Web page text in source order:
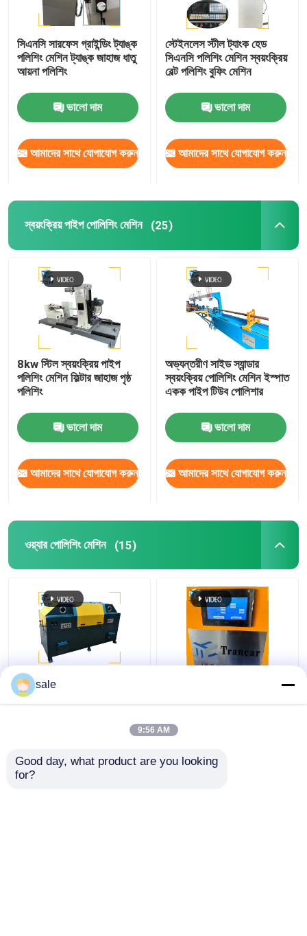
সিএনসি সারফেস গ্রাইন্ডিং ট্যাঙ্ক
পলিশিং মেশিন ট্যাঙ্ক জাহাজ ধাতু
আয়না পলিশিং
ভালো দাম
আমাদের সাথে যোগাযোগ করুন
স্টেইনলেস স্টীল ট্যাংক হেড
সিএনসি পলিশিং মেশিন স্বয়ংক্রিয়
বেল্ট পলিশিং বুফিং মেশিন
ভালো দাম
আমাদের সাথে যোগাযোগ করুন
স্বয়ংক্রিয় পাইপ পোলিশিং মেশিন (25)
8kw স্টিল স্বয়ংক্রিয় পাইপ
পলিশিং মেশিন ফিল্টার জাহাজ পৃষ্ঠ
পলিশিং
ভালো দাম
আমাদের সাথে যোগাযোগ করুন
অভ্যন্তরীণ সাইড স্যান্ডার
স্বয়ংক্রিয় পোলিশিং মেশিন ইস্পাত
একক পাইপ টিউব পোলিশার
ভালো দাম
আমাদের সাথে যোগাযোগ করুন
ওয়্যার পোলিশিং মেশিন (15)
ইস্পাত ধাতব তারের 2m/S
পলিশিং মেশিন রডস স্যান্ডিং
sale
9:56 AM
Good day, what product are you looking
for?